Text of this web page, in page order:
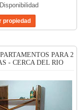
PARA 2
- CERCA DEL RIO